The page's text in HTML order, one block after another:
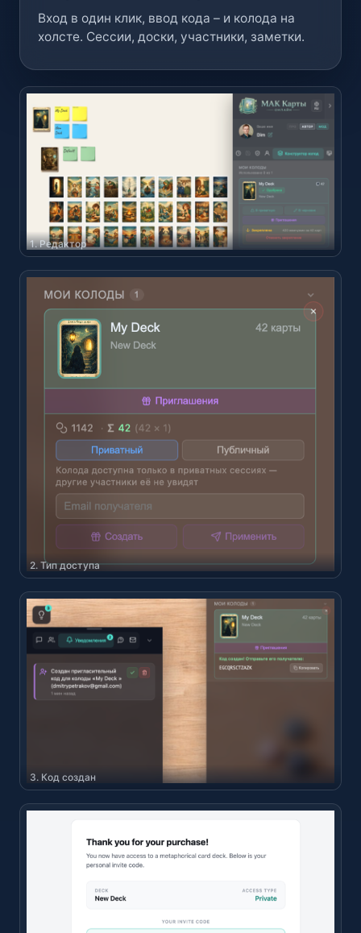
Вход в один клик, ввод кода – и колода на
холсте. Сессии, доски, участники, заметки.
1. Редактор
2. Тип доступа
3. Код создан